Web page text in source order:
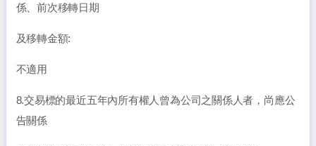
係、前次移轉日期
及移轉金額:
不適用
8.交易標的最近五年內所有權人曾為公司之關係人者，尚應公
告關係